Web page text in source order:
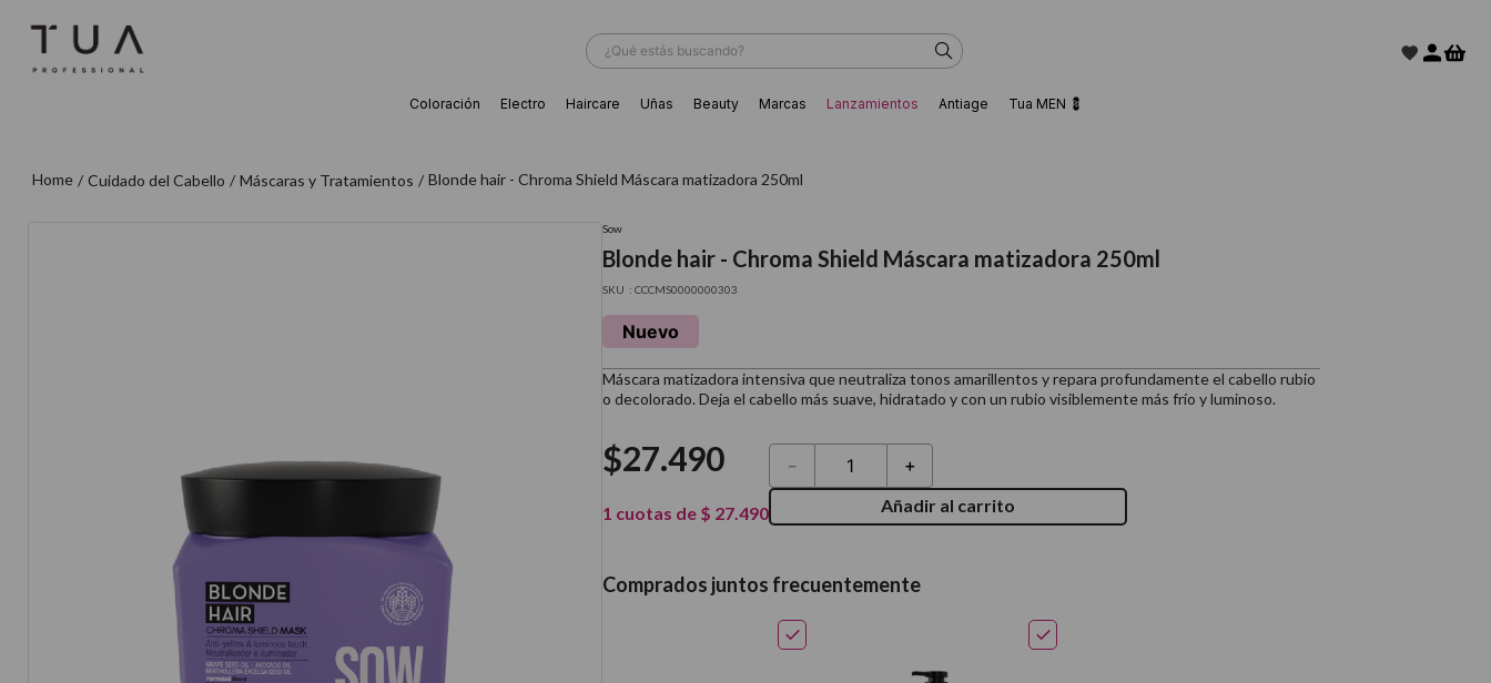
¿Qué estás buscando?
Coloración Electro Haircare Uñas Beauty Marcas Lanzamientos Antiage Tua MEN 💈
Cuidado del Cabello Máscaras y Tratamientos Blonde hair - Chroma Shield Máscara matizadora 250ml
Sow
Blonde hair - Chroma Shield Máscara matizadora 250ml
: CCCMS0000000303
Nuevo
Máscara matizadora intensiva que neutraliza tonos amarillentos y repara profundamente el cabello rubio
o decolorado. Deja el cabello más suave, hidratado y con un rubio visiblemente más frío y luminoso.
$27.490
1 cuotas de $ 27.490
＋
－
Añadir al carrito
Comprados juntos frecuentemente
9. acondicionador
protector térmico